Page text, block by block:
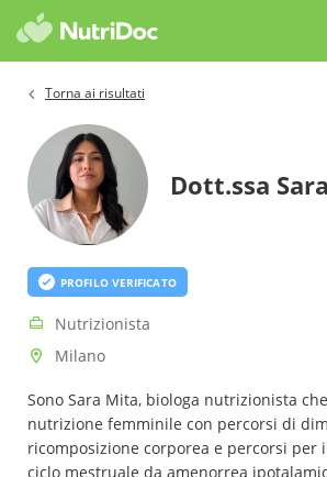
Torna ai risultati
Dott.ssa
PROFILO VERIFICATO
Nutrizionista
Milano
Sono Sara Mita, biologa nutrizionista
nutrizione femminile con percorsi di
ricomposizione corporea e percorsi per
ciclo mestruale da amenorrea